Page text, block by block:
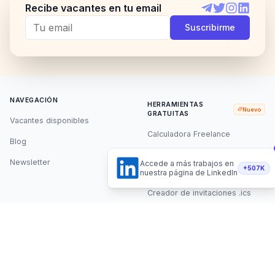
Recibe vacantes en tu email
Telegram
TwitterInstagram
Suscribirme
NAVEGACIÓN
Vacantes disponibles
Blog
Newsletter
HERRAMIENTAS
GRATUITAS
Nuevo
Calculadora Freelance
Conversor de Zonas Horarias
Creador de invitaciones .ics
Accede a más trabajos en
nuestra página de LinkedIn
+507K